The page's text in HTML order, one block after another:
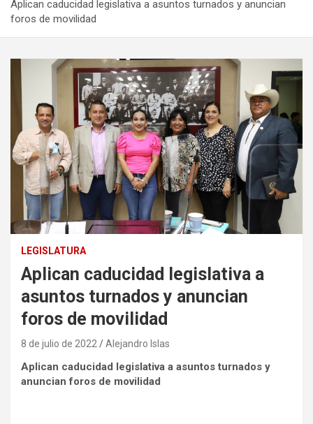
Aplican caducidad legislativa a asuntos turnados y anuncian
foros de movilidad
LEGISLATURA
Aplican caducidad legislativa a
asuntos turnados y anuncian
foros de movilidad
8 de julio de 2022 Alejandro Islas
Aplican caducidad legislativa a asuntos turnados y
anuncian foros de movilidad